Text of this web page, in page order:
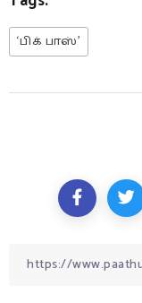
‘பிக் பாஸ்’